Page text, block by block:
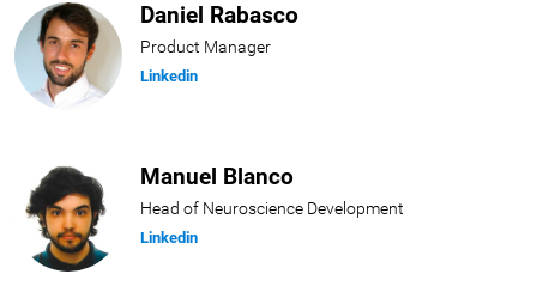
Daniel Rabasco
Product Manager
Linkedin
Manuel Blanco
Head of Neuroscience Development
Linkedin